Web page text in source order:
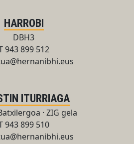
HARROBI
DBH3
943 899 512
ITURRIAGA
· ZIG gela
943 899 510